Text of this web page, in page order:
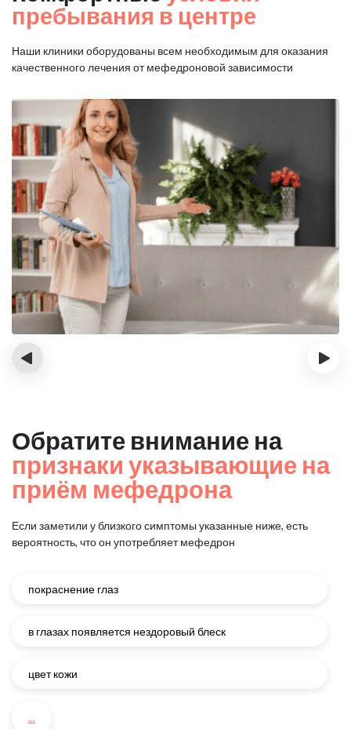
пребывания в центре
Наши клиники оборудованы всем необходимым для оказания
качественного лечения от мефедроновой зависимости
‹ ›
Обратите внимание на
признаки указывающие на
приём мефедрона
Если заметили у близкого симптомы указанные ниже, есть
вероятность, что он употребляет мефедрон
покраснение глаз
в глазах появляется нездоровый блеск
цвет кожи
...